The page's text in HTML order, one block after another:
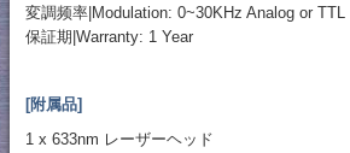
変調频率|Modulation: 0~30KHz Analog or TTL
保証期|Warranty: 1 Year
[附属品]
1 x 633nm レーザーヘッド